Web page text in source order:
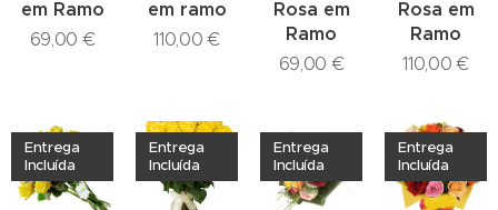
em Ramo
69,00 €
em ramo
110,00 €
Rosa em
Ramo
69,00 €
Rosa em
Ramo
110,00 €
Entrega
Incluída
Entrega
Incluída
Entrega
Incluída
Entrega
Incluída